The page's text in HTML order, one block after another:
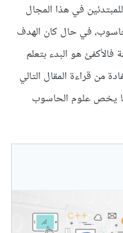
في هذا المجال
في حال كان الهدف
هو البدء بتعلم
من قراءة المقال التالي
يخص علوم الحاسوب